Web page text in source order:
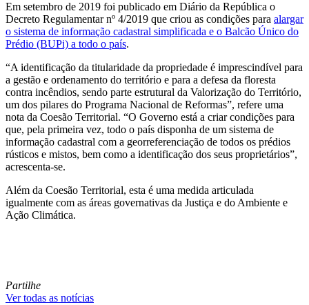
Em setembro de 2019 foi publicado em Diário da República o
Decreto Regulamentar nº 4/2019 que criou as condições para alargar
o sistema de informação cadastral simplificada e o Balcão Único do
Prédio (BUPi) a todo o país.
“A identificação da titularidade da propriedade é imprescindível para
a gestão e ordenamento do território e para a defesa da floresta
contra incêndios, sendo parte estrutural da Valorização do Território,
um dos pilares do Programa Nacional de Reformas”, refere uma
nota da Coesão Territorial. “O Governo está a criar condições para
que, pela primeira vez, todo o país disponha de um sistema de
informação cadastral com a georreferenciação de todos os prédios
rústicos e mistos, bem como a identificação dos seus proprietários”,
acrescenta-se.
Além da Coesão Territorial, esta é uma medida articulada
igualmente com as áreas governativas da Justiça e do Ambiente e
Ação Climática.
Partilhe
Ver todas as notícias